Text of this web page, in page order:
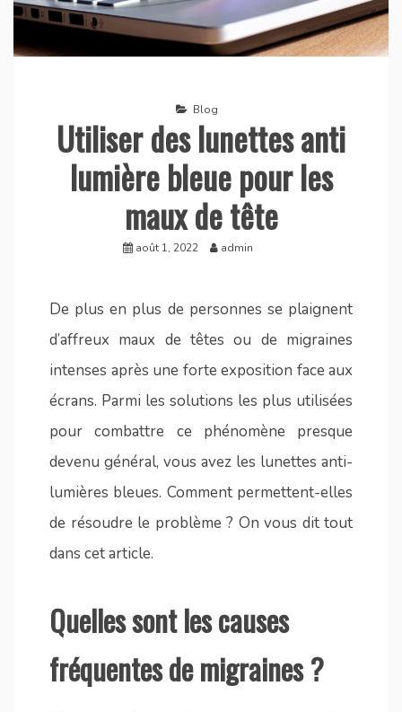
Blog
Utiliser des lunettes anti
lumière bleue pour les
maux de tête
août 1, 2022 admin
De plus en plus de personnes se plaignent
d’affreux maux de têtes ou de migraines
intenses après une forte exposition face aux
écrans. Parmi les solutions les plus utilisées
pour combattre ce phénomène presque
devenu général, vous avez les lunettes anti-
lumières bleues. Comment permettent-elles
de résoudre le problème ? On vous dit tout
dans cet article.
Quelles sont les causes
fréquentes de migraines ?